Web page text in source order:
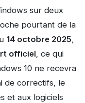
sur deux
pourtant de la
14 octobre 2025,
officiel, ce qui
10 ne recevra
de correctifs, le
et aux logiciels